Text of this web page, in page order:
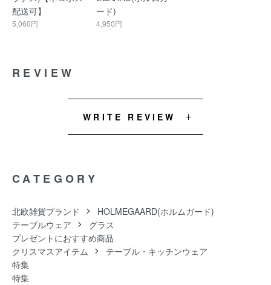
配送可】
5,060円
ード)
4,950円
REVIEW
WRITE REVIEW
CATEGORY
北欧雑貨ブランド
HOLMEGAARD(ホルムガード)
テーブルウェア
グラス
プレゼントにおすすめ商品
クリスマスアイテム
テーブル・キッチンウェア
特集
特集